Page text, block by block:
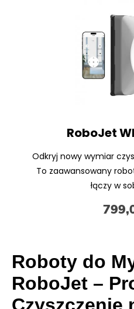
RoboJet
Odkryj nowy wymiar
To zaawansowany
łączy w
Roboty do
RoboJet –